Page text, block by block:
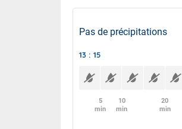
Pas de précipitations
13 : 15
5
min
10
min
20
min